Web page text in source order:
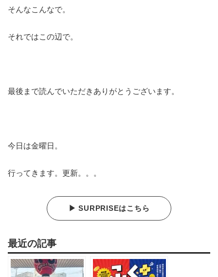
そんなこんなで。
それではこの辺で。
最後まで読んでいただきありがとうございます。
今日は金曜日。
行ってきます。更新。。。
▶ SURPRISEはこちら
最近の記事